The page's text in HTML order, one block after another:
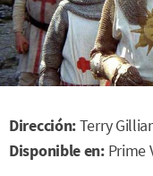
Dirección:Terry
Disponible en:Prime